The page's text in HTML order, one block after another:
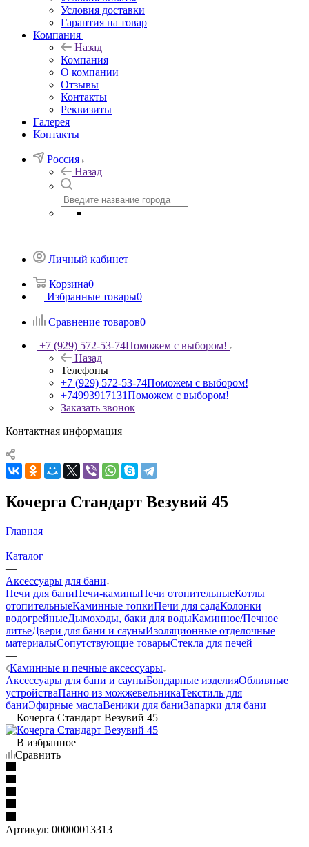
Условия доставки
Гарантия на товар
Компания
Назад
Компания
О компании
Отзывы
Контакты
Реквизиты
Галерея
Контакты
Россия
Назад
Личный кабинет
Корзина0
Избранные товары0
Сравнение товаров0
+7 (929) 572-53-74Поможем с выбором!
Назад
Телефоны
+7 (929) 572-53-74Поможем с выбором!
+74993917131Поможем с выбором!
Заказать звонок
Контактная информация
Кочерга Стандарт Везувий 45
Главная
—
Каталог
—
Аксессуары для бани
Печи для баниПечи-каминыПечи отопительныеКотлы
отопительныеКаминные топкиПечи для садаКолонки
водогрейныеДымоходы, баки для водыКаминное/Печное
литьеДвери для бани и сауныИзоляционные отделочные
материалыСопутствующие товарыСтекла для печей
—
Каминные и печные аксессуары
Аксессуары для бани и сауныБондарные изделияОбливные
устройстваПанно из можжевельникаТекстиль для
баниЭфирные маслаВеники для баниЗапарки для бани
—Кочерга Стандарт Везувий 45
В избранное
Сравнить
Артикул: 00000013313